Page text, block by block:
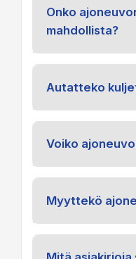
Onko
mahdollista?
Autatteko
Voiko
Myyttekö